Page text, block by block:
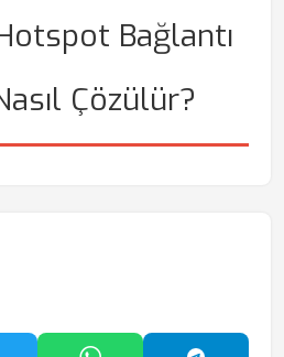
Bağlantı
Çözülür?